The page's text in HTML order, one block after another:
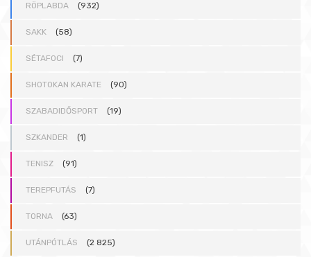
RÖPLABDA (932)
SAKK (58)
SÉTAFOCI (7)
SHOTOKAN KARATE (90)
SZABADIDŐSPORT (19)
SZKANDER (1)
TENISZ (91)
TEREPFUTÁS (7)
TORNA (63)
UTÁNPÓTLÁS (2 825)